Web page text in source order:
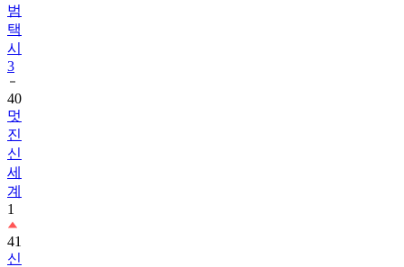
범
택
시
3
40
멋
진
신
세
계
1
41
신